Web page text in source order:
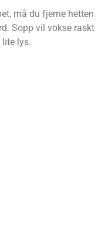
må du fjerne hetten
Sopp vil vokse raskt
lys.